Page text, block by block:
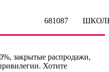
681087
закрытые распродажи,
Хотите